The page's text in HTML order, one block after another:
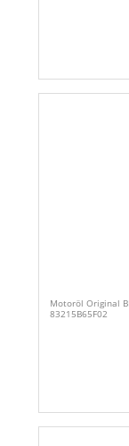
Motoröl Original
83215B65F02